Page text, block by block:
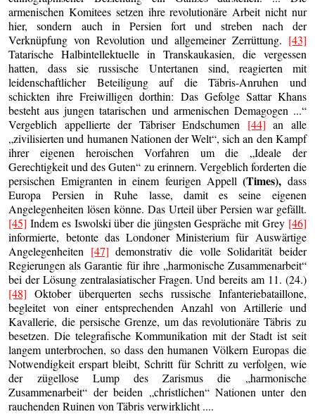
armenischen Komitees setzen ihre revolutionäre Arbeit nicht nur
hier, sondern auch in Persien fort und streben nach der
Verknüpfung von Revolution und allgemeiner Zerrüttung. [43]
Tatarische Halbintellektuelle in Transkaukasien, die vergessen
hatten, dass sie russische Untertanen sind, reagierten mit
leidenschaftlicher Beteiligung auf die Täbris-Anruhen und
schickten ihre Freiwilligen dorthin: Das Gefolge Sattar Khans
besteht aus jungen tatarischen und armenischen Demagogen ...“
Vergeblich appellierte der Täbriser Endschumen [44] an alle
„zivilisierten und humanen Nationen der Welt“, sich an den Kampf
ihrer eigenen heroischen Vorfahren um die „Ideale der
Gerechtigkeit und des Guten“ zu erinnern. Vergeblich forderten die
persischen Emigranten in einem feurigen Appell(Times), dass
Europa Persien in Ruhe lasse, damit es seine eigenen
Angelegenheiten lösen könne. Das Urteil über Persien war gefällt.
[45] Indem es Iswolski über die jüngsten Gespräche mit Grey [46]
informierte, betonte das Londoner Ministerium für Auswärtige
Angelegenheiten [47] demonstrativ die volle Solidarität beider
Regierungen als Garantie für ihre „harmonische Zusammenarbeit“
bei der Lösung zentralasiatischer Fragen. Und bereits am 11. (24.)
[48] Oktober überquerten sechs russische Infanteriebataillone,
begleitet von einer entsprechenden Anzahl von Artillerie und
Kavallerie, die persische Grenze, um das revolutionäre Täbris zu
besetzen. Die telegrafische Kommunikation mit der Stadt ist seit
langem unterbrochen, so dass den humanen Völkern Europas die
Notwendigkeit erspart bleibt, Schritt für Schritt zu verfolgen, wie
der zügellose Lump des Zarismus die „harmonische
Zusammenarbeit“ der beiden „christlichen“ Nationen unter den
rauchenden Ruinen von Täbris verwirklicht ....